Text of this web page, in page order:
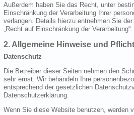
Außerdem haben Sie das Recht, unter
Einschränkung der Verarbeitung Ihrer
verlangen. Details hierzu entnehmen Sie
„Recht auf Einschränkung der Verarbeitung“.
2. Allgemeine Hinweise und
Datenschutz
Die Betreiber dieser Seiten nehmen den
sehr ernst. Wir behandeln Ihre
entsprechend der gesetzlichen
Datenschutzerklärung.
Wenn Sie diese Website benutzen, werden